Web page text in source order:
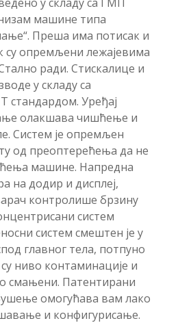
машине типа
Преша има потисак и
су опремљени лежајевима
ради. Стискалице и
у складу са
Уређај
олакшава чишћење и
Систем је опремљен
од преоптерећења да не
машине. Напредна
на додир и дисплеј,
контролише брзину
систем
систем смештен је у
главног тела, потпуно
ниво контаминације и
смањени. Патентирани
омогућава вам лако
и конфигурисање.